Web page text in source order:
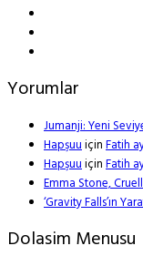
Yorumlar
Jumanji: Yeni
HapşuuiçinFatih
HapşuuiçinFatih
Emma Stone,
‘Gravity Falls’ın
Dolasim Menusu